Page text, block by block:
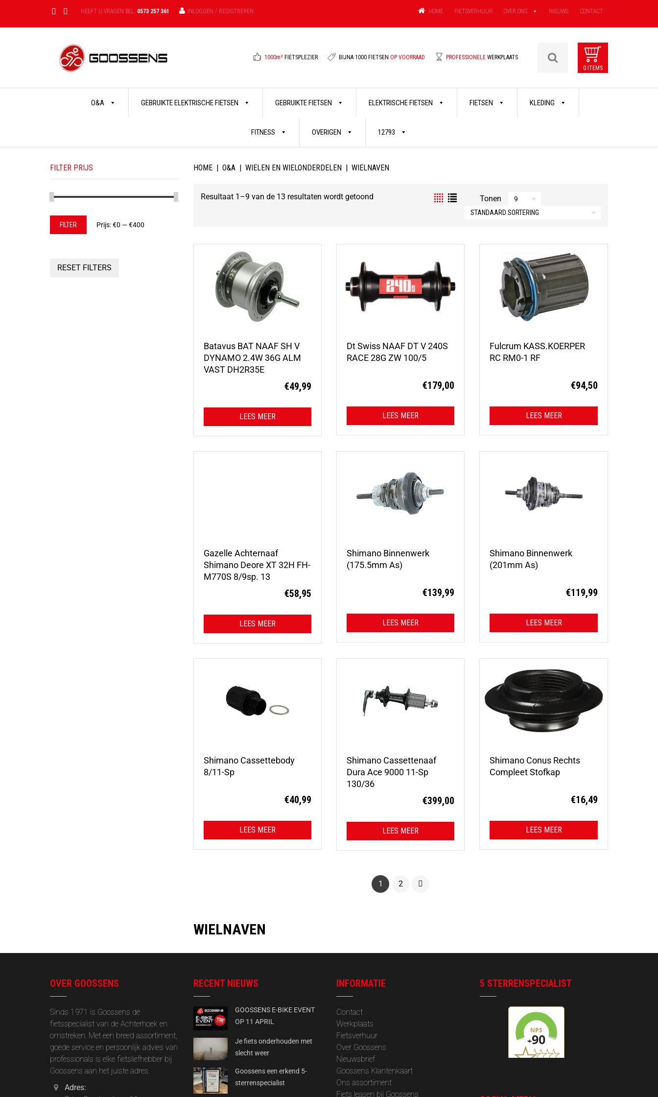
HEEFT U VRAGEN BEL 0573 257 361 INLOGGEN / REGISTREREN HOME FIETSVERHUUR OVER ONS NIEUWS CONTACT
1000m² FIETSPLEZIER BIJNA 1000 FIETSEN OP VOORRAAD PROFESSIONELE WERKPLAATS
0 ITEMS
O&A GEBRUIKTE ELEKTRISCHE FIETSEN GEBRUIKTE FIETSEN ELEKTRISCHE FIETSEN FIETSEN KLEDING
FITNESS OVERIGEN 12793
HOME | O&A | WIELEN EN WIELONDERDELEN | WIELNAVEN
Resultaat 1–9 van de 13 resultaten wordt getoond Tonen
Batavus BAT NAAF SH V
DYNAMO 2.4W 36G ALM
VAST DH2R35E
€49,99
LEES MEER
Dt Swiss NAAF DT V 240S
RACE 28G ZW 100/5
€179,00
LEES MEER
Fulcrum KASS.KOERPER
RC RM0-1 RF
€94,50
LEES MEER
Gazelle Achternaaf
Shimano Deore XT 32H FH-
M770S 8/9sp. 13
€58,95
LEES MEER
Shimano Binnenwerk
(175.5mm As)
€139,99
LEES MEER
Shimano Binnenwerk
(201mm As)
€119,99
LEES MEER
Shimano Cassettebody
8/11-Sp
€40,99
LEES MEER
Shimano Cassettenaaf
Dura Ace 9000 11-Sp
130/36
€399,00
LEES MEER
Shimano Conus Rechts
Compleet Stofkap
€16,49
LEES MEER
1 2
WIELNAVEN
FILTER PRIJS
Min.
Max.FILTER Prijs:€0 —€400
RESET FILTERS
OVER GOOSSENS
Sinds 1971 is Goossens dé
fietsspecialist van de Achterhoek en
omstreken. Met een breed assortiment,
goede service en persoonlijk advies van
professionals is elke fietsliefhebber bij
Goossens aan het juiste adres.
Adres:
RECENT NIEUWS
GOOSSENS E-BIKE EVENT
OP 11 APRIL
Je fiets onderhouden met
slecht weer
Goossens een erkend 5-
sterrenspecialist
INFORMATIE
Contact
Werkplaats
Fietsverhuur
Over Goossens
‎Nieuwsbrief
Goossens Klantenkaart
Ons assortiment
Fiets leasen bij Goossens
5 STERRENSPECIALIST